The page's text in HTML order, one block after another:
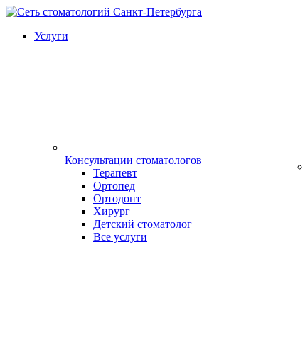
Услуги
Консультации стоматологов
Терапевт
Ортопед
Ортодонт
Хирург
Детский стоматолог
Все услуги